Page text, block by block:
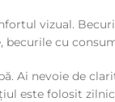
vizual.
becurile cu
Ai nevoie de
este folosit